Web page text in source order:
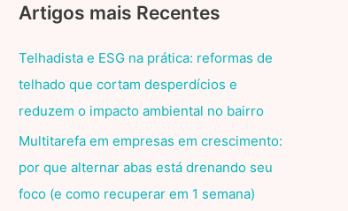
Artigos mais Recentes
Telhadista e ESG na prática: reformas de
telhado que cortam desperdícios e
reduzem o impacto ambiental no bairro
Multitarefa em empresas em crescimento:
por que alternar abas está drenando seu
foco (e como recuperar em 1 semana)